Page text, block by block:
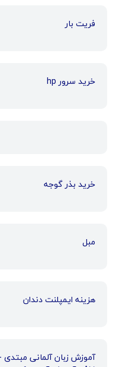
فریت بار
خرید سرور hp
خرید بذر گوجه
مبل
هزینه ایمپلنت دندان